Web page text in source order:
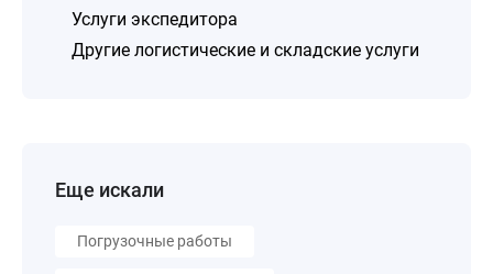
Услуги экспедитора
Другие логистические и складские услуги
Еще искали
Погрузочные работы